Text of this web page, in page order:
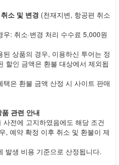
소 및 변경 (천재지변, 항공편 취소
: 취소·변경 처리 수수료 5,000원
상품의 경우, 이용하신 투어는 정
할인 금액은 환불 대상에서 제외됩
은 환불 금액 산정 시 사이트 판매
관련 안내
전에 고지하였음에도 해당 조건
, 예약 확정 이후 취소 및 환불이 제
발생 비용 기준으로 산정됩니다.